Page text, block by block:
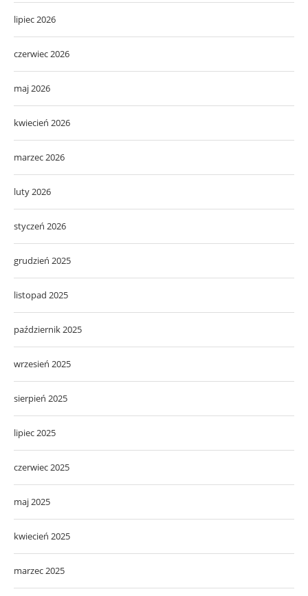
lipiec 2026
czerwiec 2026
maj 2026
kwiecień 2026
marzec 2026
luty 2026
styczeń 2026
grudzień 2025
listopad 2025
październik 2025
wrzesień 2025
sierpień 2025
lipiec 2025
czerwiec 2025
maj 2025
kwiecień 2025
marzec 2025